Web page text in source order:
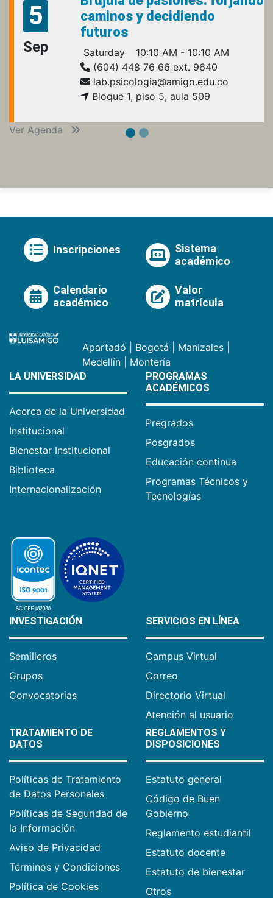
5
Sep
caminos y decidiendo
futuros
Saturday
10:10 AM - 10:10 AM
(604) 448 76 66 ext. 9640
lab.psicologia@amigo.edu.co
Bloque 1, piso 5, aula 509
Ver Agenda
Inscripciones
Sistema
académico
Calendario
académico
Valor
matrícula
Apartadó Bogotá Manizales
Medellín
Montería
LA UNIVERSIDAD
Acerca de la Universidad
Institucional
Bienestar Institucional
Biblioteca
Internacionalización
PROGRAMAS
ACADÉMICOS
Pregrados
Posgrados
Educación continua
Programas Técnicos y
Tecnologías
INVESTIGACIÓN
Semilleros
Grupos
Convocatorias
SERVICIOS EN LÍNEA
Campus Virtual
Correo
Directorio Virtual
Atención al usuario
TRATAMIENTO DE
DATOS
Políticas de Tratamiento
de Datos Personales
Políticas de Seguridad de
la Información
Aviso de Privacidad
Términos y Condiciones
Política de Cookies
REGLAMENTOS Y
DISPOSICIONES
Estatuto general
Código de Buen
Gobierno
Reglamento estudiantil
Estatuto docente
Estatuto de bienestar
Otros